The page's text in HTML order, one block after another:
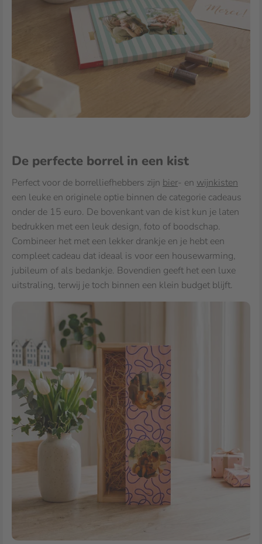
De perfecte borrel in een kist
Perfect voor de borrelliefhebbers zijn bier- en wijnkisten
een leuke en originele optie binnen de categorie cadeaus
onder de 15 euro. De bovenkant van de kist kun je laten
bedrukken met een leuk design, foto of boodschap.
Combineer het met een lekker drankje en je hebt een
compleet cadeau dat ideaal is voor een housewarming,
jubileum of als bedankje. Bovendien geeft het een luxe
uitstraling, terwij je toch binnen een klein budget blijft.